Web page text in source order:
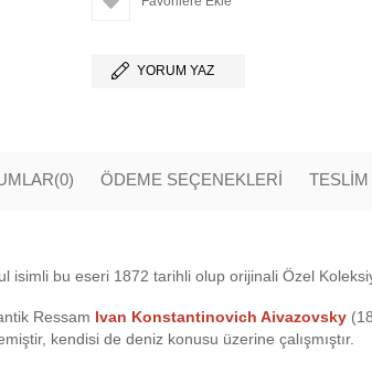
YORUM YAZ
(0) ÖDEME SEÇENEKLERI
bu eseri 1872 tarihli olup orijinali Özel
Ressam Ivan Konstantinovich Aivazovsky
kendisi de deniz konusu üzerine çalışmıştır.